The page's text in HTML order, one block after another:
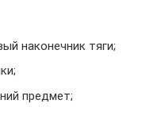
наконечник тяги;
предмет;